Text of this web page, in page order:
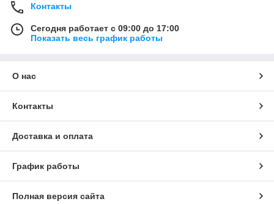
Контакты
Сегодня работает с 09:00 до 17:00
Показать весь график работы
О нас
Контакты
Доставка и оплата
График работы
Полная версия сайта